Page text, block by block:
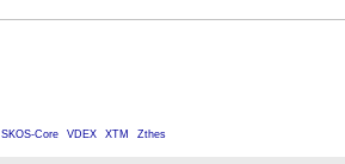
SKOS-Core VDEX XTM Zthes